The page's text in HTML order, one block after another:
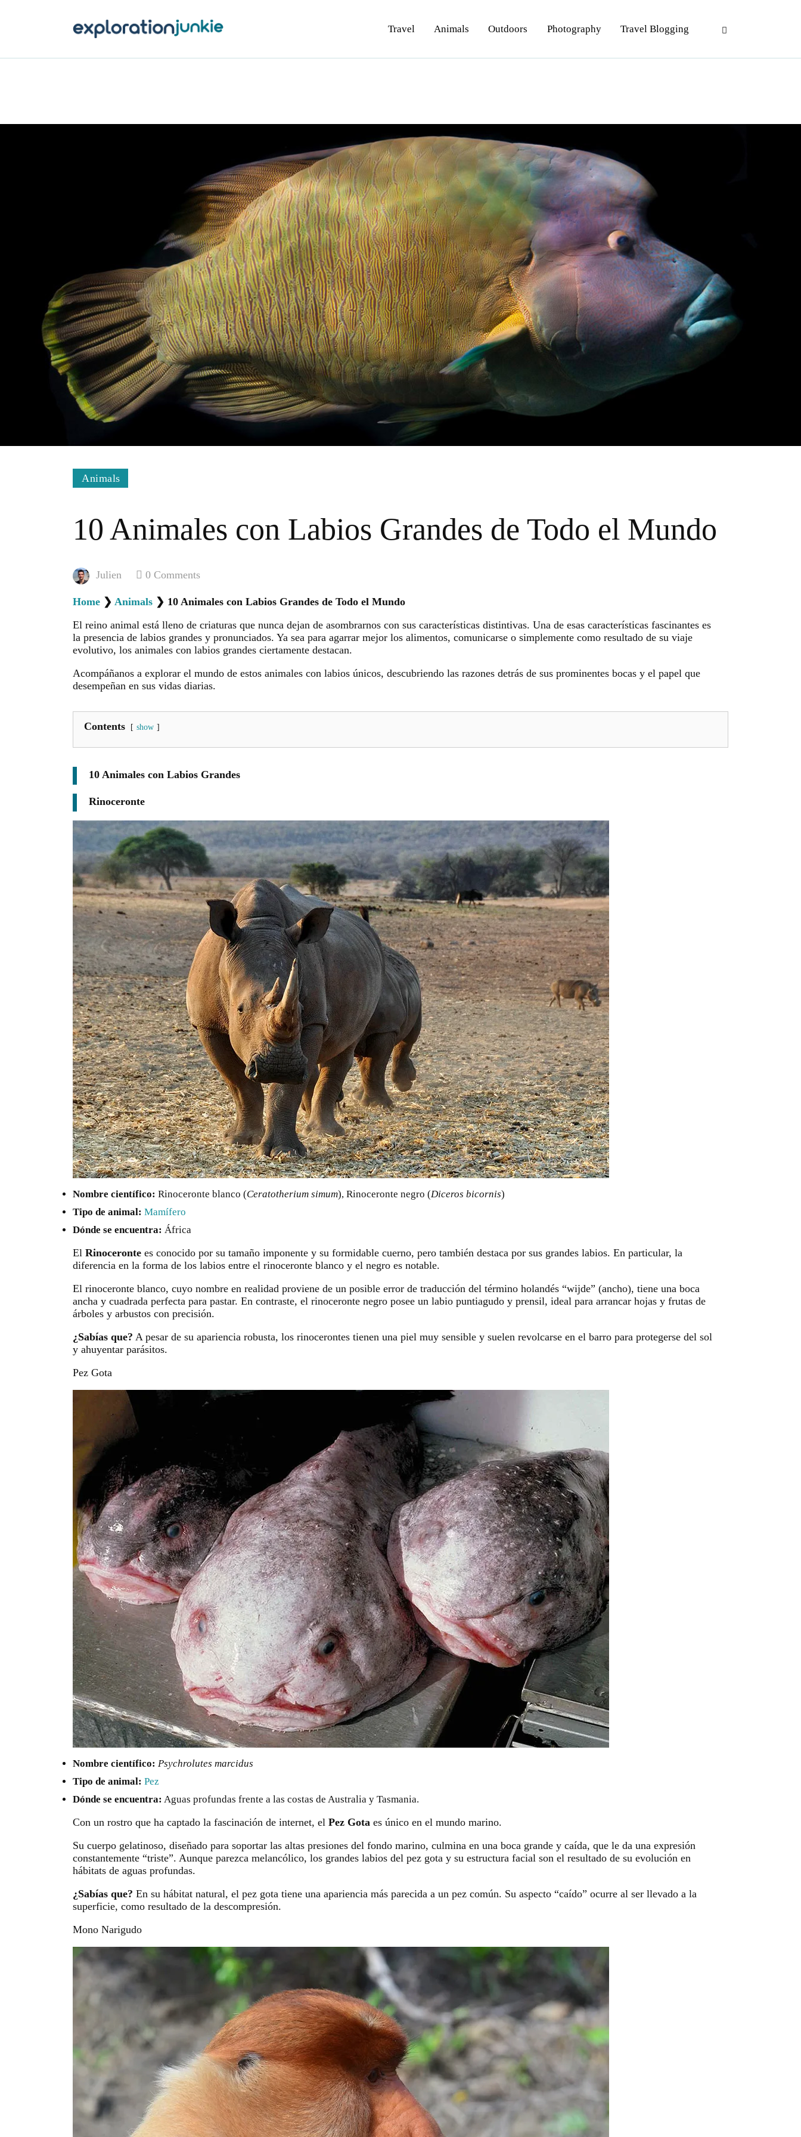
Travel Animals Outdoors Photography Travel Blogging
Travel Blogging
Animals
10 Animales con Labios Grandes de Todo el Mundo
Julien 0 Comments
Home ❯ Animals ❯ 10 Animales con Labios Grandes de Todo el Mundo
El reino animal está lleno de criaturas que nunca dejan de asombrarnos con sus características distintivas. Una de esas características fascinantes es
la presencia de labios grandes y pronunciados. Ya sea para agarrar mejor los alimentos, comunicarse o simplemente como resultado de su viaje
evolutivo, los animales con labios grandes ciertamente destacan.
Acompáñanos a explorar el mundo de estos animales con labios únicos, descubriendo las razones detrás de sus prominentes bocas y el papel que
desempeñan en sus vidas diarias.
Contents show
10 Animales con Labios Grandes
Rinoceronte
Nombre científico: Rinoceronte blanco (Ceratotherium simum), Rinoceronte negro (Diceros bicornis)
Tipo de animal: Mamífero
Dónde se encuentra: África
El Rinoceronte es conocido por su tamaño imponente y su formidable cuerno, pero también destaca por sus grandes labios. En particular, la
diferencia en la forma de los labios entre el rinoceronte blanco y el negro es notable.
El rinoceronte blanco, cuyo nombre en realidad proviene de un posible error de traducción del término holandés “wijde” (ancho), tiene una boca
ancha y cuadrada perfecta para pastar. En contraste, el rinoceronte negro posee un labio puntiagudo y prensil, ideal para arrancar hojas y frutas de
árboles y arbustos con precisión.
¿Sabías que? A pesar de su apariencia robusta, los rinocerontes tienen una piel muy sensible y suelen revolcarse en el barro para protegerse del sol
y ahuyentar parásitos.
Pez Gota
Nombre científico: Psychrolutes marcidus
Tipo de animal: Pez
Dónde se encuentra: Aguas profundas frente a las costas de Australia y Tasmania.
Con un rostro que ha captado la fascinación de internet, el Pez Gota es único en el mundo marino.
Su cuerpo gelatinoso, diseñado para soportar las altas presiones del fondo marino, culmina en una boca grande y caída, que le da una expresión
constantemente “triste”. Aunque parezca melancólico, los grandes labios del pez gota y su estructura facial son el resultado de su evolución en
hábitats de aguas profundas.
¿Sabías que? En su hábitat natural, el pez gota tiene una apariencia más parecida a un pez común. Su aspecto “caído” ocurre al ser llevado a la
superficie, como resultado de la descompresión.
Mono Narigudo